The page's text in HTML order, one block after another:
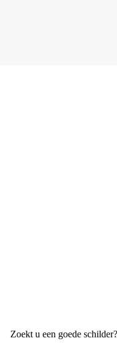
Zoekt u een goede